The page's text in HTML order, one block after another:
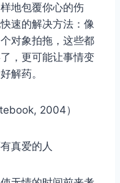
地包覆你心的伤
速的解决方法：像
对象拍拖，这些都
，更可能让事情变
解药。
2004）
真爱的人